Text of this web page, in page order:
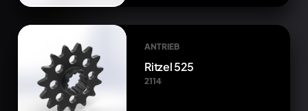
ANTRIEB
Ritzel 525
2114